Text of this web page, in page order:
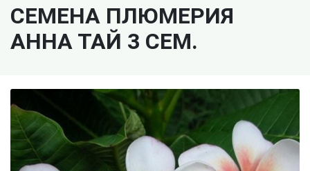
СЕМЕНА ПЛЮМЕРИЯ
АННА ТАЙ 3 СЕМ.